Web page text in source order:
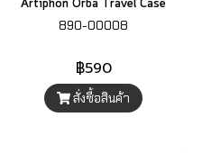
Artiphon Orba Travel Case
890-00008
฿590
สั่งซื้อสินค้า